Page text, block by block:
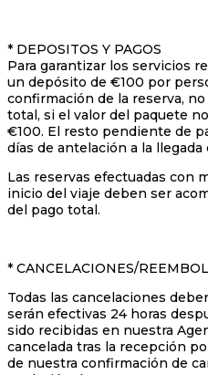
* DEPOSITOS Y PAGOS
Para garantizar los servicios
un depósito de €100 por
confirmación de la reserva,
total, si el valor del paquete
€100. El resto pendiente de
días de antelación a la llegada
Las reservas efectuadas con
inicio del viaje deben ser
del pago total.
* CANCELACIONES/
Todas las cancelaciones
serán efectivas 24 horas
sido recibidas en nuestra
cancelada tras la recepción
de nuestra confirmación de